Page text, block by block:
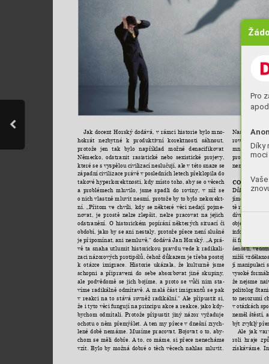
Pro
Díky
moci
Jak docent Horský dodává, v rámci historie bylo mno-
hokrát nezbytné k produktivní korektnosti sáhnout,
protože jen tak bylo například možné denacifikovat
Německo,
odstranit rasistické nebo sexistické projevy,
které se s vyspělou civilizací neslučují, ale v této snaze se
západní civilizace právě v posledních letech překlopila do
takové hyperkorektnosti, kdy místo toho, aby se o věcech
a problémech mluvilo, jsme spadli do roviny, v níž se
o nich vlastně mluvit nesmí, protože by to bylo nekorekt-
ní. „Přitom ve chvíli, kdy se některé věci nedají pojme-
novat, je prostě nelze zlepšit, nelze pracovat na jejich
odstranění. O historickém popírání některých situací či
období, jako by se ani nestaly, protože přece není slušné
je připomínat, ani nemluvě,“ dodává Jan Horský. „A prá-
vě ta snaha utlumit historickou pravdu vede k radikali-
zaci názorových protipólů, čehož důkazem je třeba postoj
k otázce imigrace. Historie ukázala, že kulturně jsme
schopni a připraveni do sebe absorbovat jiné skupiny,
ale podvědomě se jich bojíme, a proto se vůči nim sta -
víme radikálně odmítavě. A malá část imigrantů se pak
v reakci na to stává rovněž radikální.“ Ale připustit si,
že i tyto věci fungují na principu akce a reakce, jako kdy-
bychom odmítali. Protože připustit jiný názor vyžaduje
ochotu o něm přemýšlet. A ten my přece v dnešní zrych-
lené době nemáme. Musíme pracovat. Bojovat o to, aby-
chom se měli dobře. A to, co máme, si přece nenecháme
vzít. Bylo by možná dobré o těch věcech nahlas mluvit.
Naslouchat
rové
množství
prostoru pro
nemluví,
CO JE
Důležitou roli
jíme,
tě ráda
dívat
objektivity
informací
ší faktory,
šenosti,
nižší
jí manipulaci
vysoké
že nejsme
politolog
to nerozumí
v otázkách
neměl štěstí,
být zvyklý
Ale jak
roli hraje
získáváme.